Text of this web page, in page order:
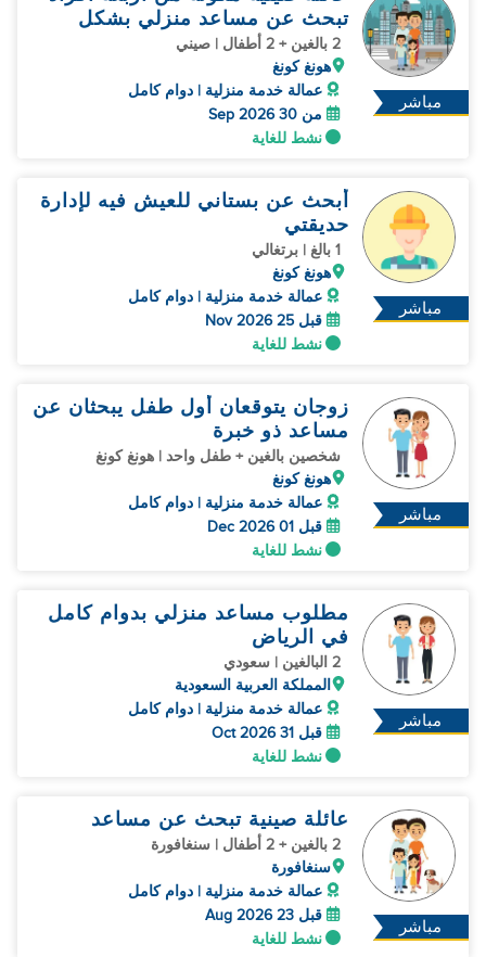
مباشر
تبحث عن مساعد منزلي بشكل
عاجل.
2 بالغين + 2 أطفال | صيني
هونغ كونغ
عمالة خدمة منزلية | دوام كامل
من 30 Sep 2026
نشط للغاية
مباشر
أبحث عن بستاني للعيش فيه لإدارة
حديقتي
1 بالغ | برتغالي
هونغ كونغ
عمالة خدمة منزلية | دوام كامل
قبل 25 Nov 2026
نشط للغاية
مباشر
زوجان يتوقعان أول طفل يبحثان عن
مساعد ذو خبرة
شخصين بالغين + طفل واحد | هونغ كونغ
هونغ كونغ
عمالة خدمة منزلية | دوام كامل
قبل 01 Dec 2026
نشط للغاية
مباشر
مطلوب مساعد منزلي بدوام كامل
في الرياض
2 البالغين | سعودي
المملكة العربية السعودية
عمالة خدمة منزلية | دوام كامل
قبل 31 Oct 2026
نشط للغاية
مباشر
عائلة صينية تبحث عن مساعد
2 بالغين + 2 أطفال | سنغافورة
سنغافورة
عمالة خدمة منزلية | دوام كامل
قبل 23 Aug 2026
نشط للغاية